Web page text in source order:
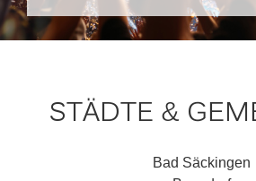
STÄDTE &
Bad Säckingen